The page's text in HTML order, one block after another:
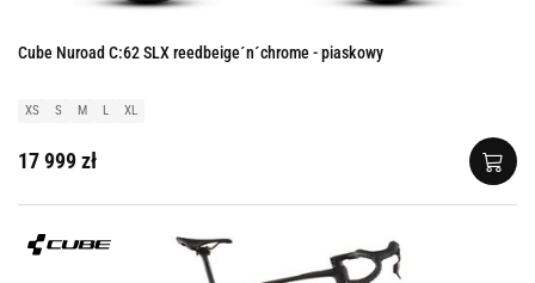
Cube Nuroad C:62 SLX reedbeige´n´chrome - piaskowy
XS S M L XL
17 999 zł